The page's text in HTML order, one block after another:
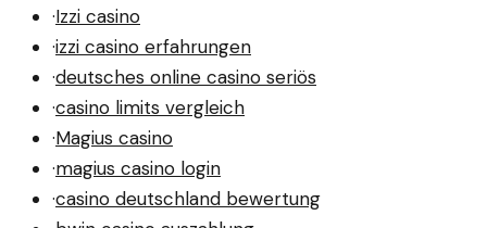
·Izzi casino
·izzi casino erfahrungen
·deutsches online casino seriös
·casino limits vergleich
·Magius casino
·magius casino login
·casino deutschland bewertung